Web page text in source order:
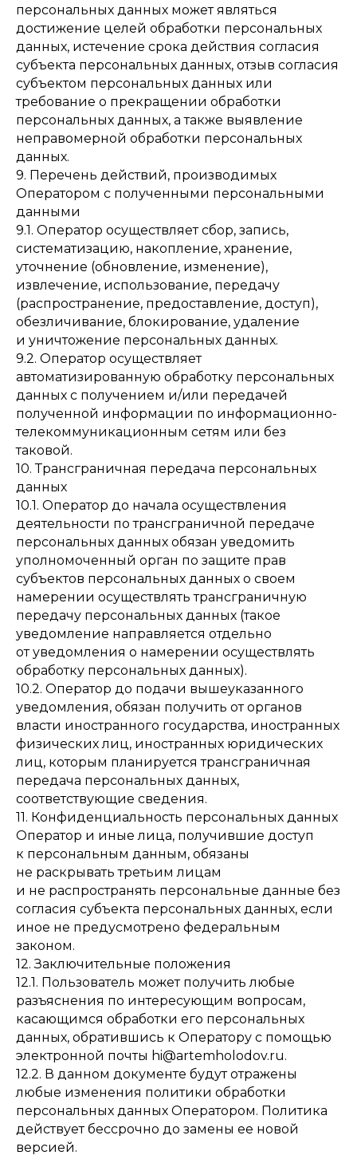
персональных данных может являться
достижение целей обработки персональных
данных, истечение срока действия согласия
субъекта персональных данных, отзыв согласия
субъектом персональных данных или
требование о прекращении обработки
персональных данных, а также выявление
неправомерной обработки персональных
данных.
9. Перечень действий, производимых
Оператором с полученными персональными
данными
9.1. Оператор осуществляет сбор, запись,
систематизацию, накопление, хранение,
уточнение (обновление, изменение),
извлечение, использование, передачу
(распространение, предоставление, доступ),
обезличивание, блокирование, удаление
и уничтожение персональных данных.
9.2. Оператор осуществляет
автоматизированную обработку персональных
данных с получением и/или передачей
полученной информации по информационно-
телекоммуникационным сетям или без
таковой.
10. Трансграничная передача персональных
данных
10.1. Оператор до начала осуществления
деятельности по трансграничной передаче
персональных данных обязан уведомить
уполномоченный орган по защите прав
субъектов персональных данных о своем
намерении осуществлять трансграничную
передачу персональных данных (такое
уведомление направляется отдельно
от уведомления о намерении осуществлять
обработку персональных данных).
10.2. Оператор до подачи вышеуказанного
уведомления, обязан получить от органов
власти иностранного государства, иностранных
физических лиц, иностранных юридических
лиц, которым планируется трансграничная
передача персональных данных,
соответствующие сведения.
11. Конфиденциальность персональных данных
Оператор и иные лица, получившие доступ
к персональным данным, обязаны
не раскрывать третьим лицам
и не распространять персональные данные без
согласия субъекта персональных данных, если
иное не предусмотрено федеральным
законом.
12. Заключительные положения
12.1. Пользователь может получить любые
разъяснения по интересующим вопросам,
касающимся обработки его персональных
данных, обратившись к Оператору с помощью
электронной почты hi@artemholodov.ru.
12.2. В данном документе будут отражены
любые изменения политики обработки
персональных данных Оператором. Политика
действует бессрочно до замены ее новой
версией.